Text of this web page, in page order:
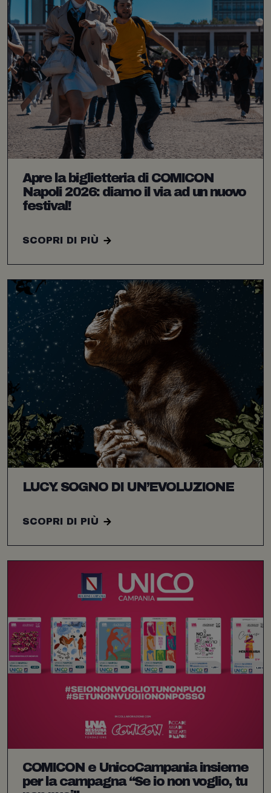
Apre la biglietteria di COMICON
Napoli 2026: diamo il via ad un nuovo
festival!
SCOPRI DI PIÙ
LUCY. SOGNO DI UN’EVOLUZIONE
SCOPRI DI PIÙ
COMICON e UnicoCampania insieme
per la campagna “Se io non voglio, tu